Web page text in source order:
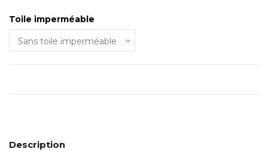
Toile imperméable
Description